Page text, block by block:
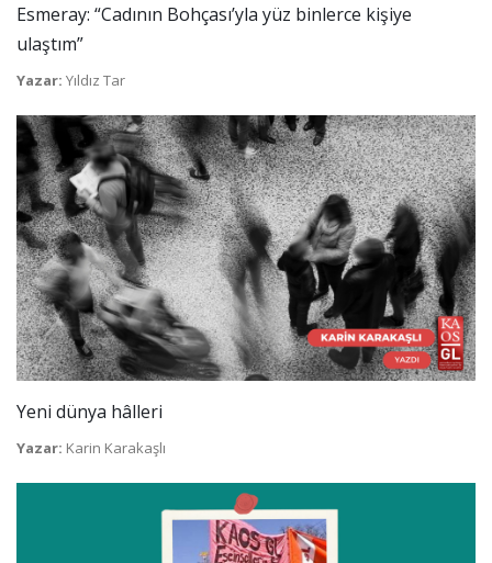
Esmeray: “Cadının Bohçası’yla yüz binlerce kişiye
ulaştım”
Yazar: Yıldız Tar
Yeni dünya hâlleri
Yazar: Karin Karakaşlı